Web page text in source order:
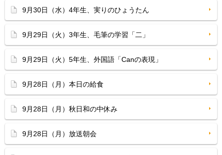
9月30日（水）4年生、実りのひょうたん
9月29日（火）3年生、毛筆の学習「二」
9月29日（火）5年生、外国語「Canの表現」
9月28日（月）本日の給食
9月28日（月）秋日和の中休み
9月28日（月）放送朝会